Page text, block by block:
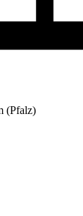
(Pfalz)